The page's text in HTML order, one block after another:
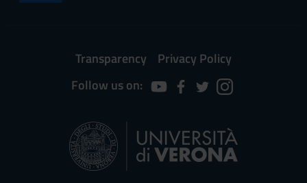
Transparency
Privacy Policy
Follow us on: